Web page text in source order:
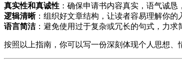
真实性和真诚性 ：确保申请书内容真实，语气诚恳
逻辑清晰：组织好文章结构，让读者容易理解你的
语言简洁：避免使用过于复杂或冗长的句式，力求
按照以上指南，你可以写一份深刻体现个人思想、